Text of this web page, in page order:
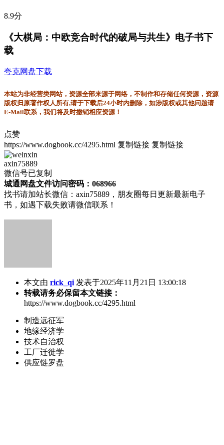
8.9分
《大棋局：中欧竞合时代的破局与共生》电子书下
载
夸克网盘下载
本站为非经营类网站，资源全部来源于网络，不制作和存储任何资源，资源
版权归原著作权人所有,请于下载后24小时内删除，如涉版权或其他问题请
E-Mail联系，我们将及时撤销相应资源！
点赞
https://www.dogbook.cc/4295.html 复制链接 复制链接
axin75889
微信号已复制
城通网盘文件访问密码：068966
找书请加站长微信：axin75889，朋友圈每日更新最新电子
书，如遇下载失败请微信联系！
本文由 rick_qi 发表于2025年11月21日 13:00:18
转载请务必保留本文链接：
https://www.dogbook.cc/4295.html
制造远征军
地缘经济学
技术自治权
工厂迁徙学
供应链罗盘